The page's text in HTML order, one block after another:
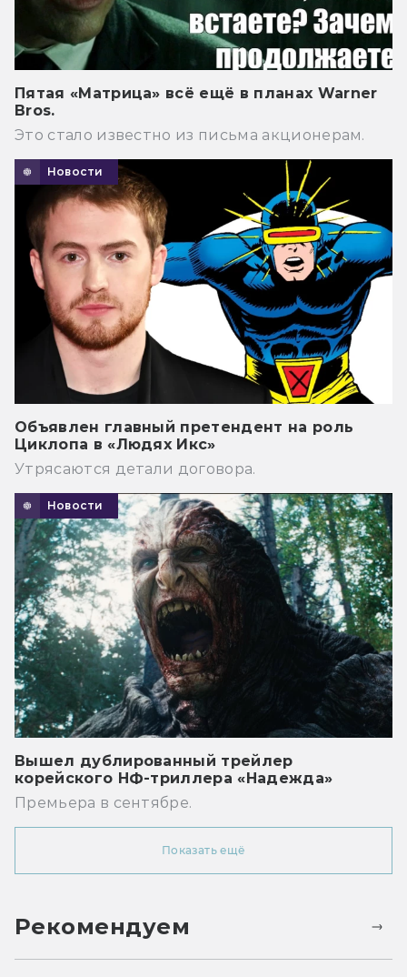
Пятая «Матрица» всё ещё в планах Warner
Bros.
Это стало известно из письма акционерам.
Новости
Объявлен главный претендент на роль
Циклопа в «Людях Икс»
Утрясаются детали договора.
Новости
Вышел дублированный трейлер
корейского НФ-триллера «Надежда»
Премьера в сентябре.
Показать ещё
Рекомендуем